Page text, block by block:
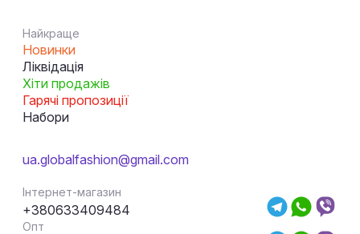
Найкраще
Новинки
Ліквідація
Хіти продажів
Гарячі пропозиції
Набори
ua.globalfashion@gmail.com
Інтернет-магазин
+380633409484
Опт